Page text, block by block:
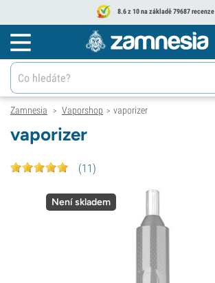
8.6 z 10 na základě 79687 recenze
Zamnesia > Vaporshop > vaporizer
vaporizer
(11)
Není skladem